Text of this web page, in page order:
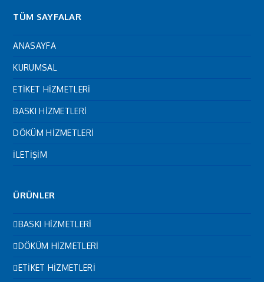
TÜM SAYFALAR
ANASAYFA
KURUMSAL
ETİKET HİZMETLERİ
BASKI HİZMETLERİ
DÖKÜM HİZMETLERİ
İLETİŞİM
ÜRÜNLER
BASKI HİZMETLERİ
DÖKÜM HİZMETLERİ
ETİKET HİZMETLERİ